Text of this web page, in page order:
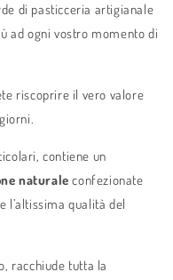
di pasticceria artigianale
ad ogni vostro momento di
riscoprire il vero valore
contiene un
naturaleconfezionate
l’altissima qualità del
racchiude tutta la